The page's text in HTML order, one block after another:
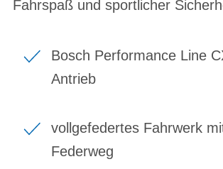
Fahrspaß und sportlicher
Bosch Performance Line
Antrieb
vollgefedertes Fahrwerk
Federweg